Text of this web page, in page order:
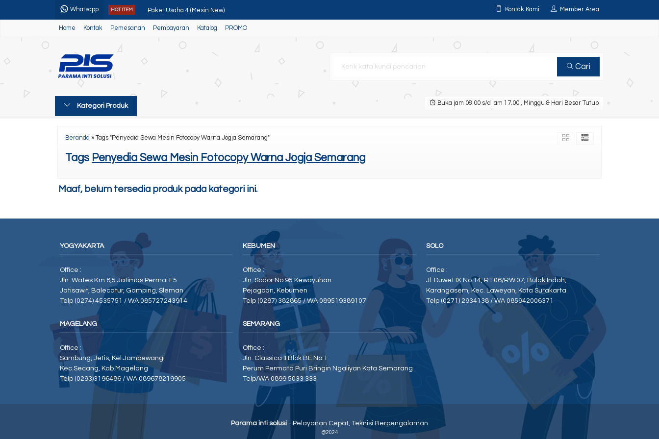
Whatsapp HOT ITEM Paket Usaha 4 (Mesin New)
Kyocera Ecosys 3860idn
Epson L3251 New Printer Portable
Kontak Kami Member Area
Home Kontak Pemesanan Pembayaran Katalog PROMO
Cari
Kategori Produk Buka jam 08.00 s/d jam 17.00 , Minggu & Hari Besar Tutup
Beranda » Tags "Penyedia Sewa Mesin Fotocopy Warna Jogja Semarang"
Tags Penyedia Sewa Mesin Fotocopy Warna Jogja Semarang
Maaf, belum tersedia produk pada kategori ini.
YOGYAKARTA
Office :
Jln. Wates Km 8,5 Jatimas Permai F5
Jatisawit, Balecatur, Gamping, Sleman
Telp (0274) 4535751 / WA 085727243914
MAGELANG
Office :
Sambung, Jetis, Kel.Jambewangi
Kec.Secang, Kab.Magelang
Telp (0293)3196486 / WA 089678219905
KEBUMEN
Office :
Jln. Sodor No 95 Kewayuhan
Pejagoan, Kebumen
Telp (0287) 382865 / WA 089519389107
SEMARANG
Office :
Jln. Classica II Blok BE No.1
Perum Permata Puri Bringin Ngaliyan Kota Semarang
Telp/WA 0899 5033 333
SOLO
Office :
Jl. Duwet IX No.14, RT.06/RW.07, Bulak Indah,
Karangasem, Kec. Laweyan, Kota Surakarta
Telp (0271) 2934138 / WA 085942006371
Parama inti solusi - Pelayanan Cepat, Teknisi Berpengalaman
@2024